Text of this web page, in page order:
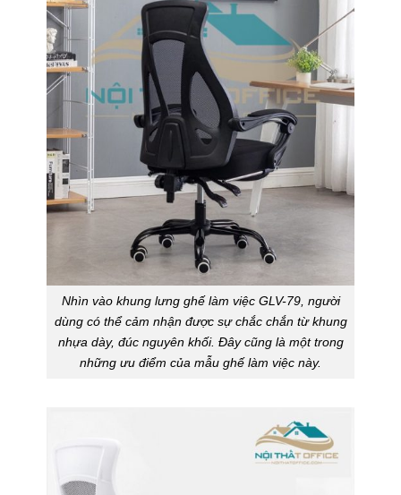
Nhìn vào khung lưng ghế làm việc GLV-79, người
dùng có thể cảm nhận được sự chắc chắn từ khung
nhựa dày, đúc nguyên khối. Đây cũng là một trong
những ưu điểm của mẫu ghế làm việc này.